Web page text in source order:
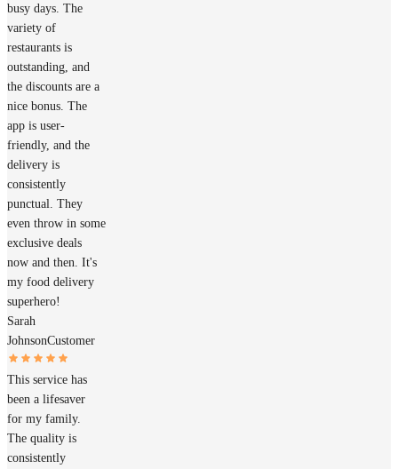
busy days. The
variety of
restaurants is
outstanding, and
the discounts are a
nice bonus. The
app is user-
friendly, and the
delivery is
consistently
punctual. They
even throw in some
exclusive deals
now and then. It's
my food delivery
superhero!
Sarah
JohnsonCustomer
This service has
been a lifesaver
for my family.
The quality is
consistently